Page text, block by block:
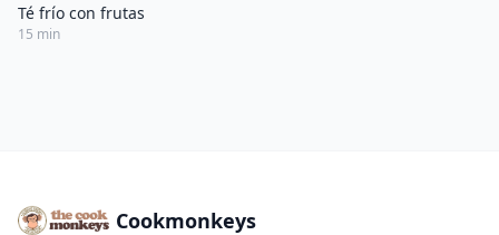
Té frío con frutas
15 min
Cookmonkeys